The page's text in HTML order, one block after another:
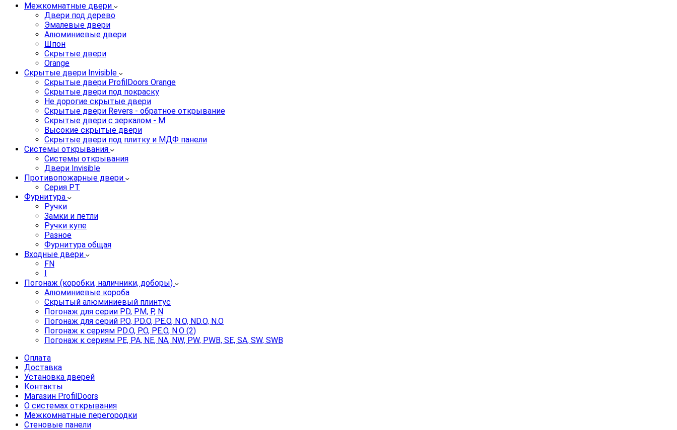
Межкомнатные двери
Двери под дерево
Эмалевые двери
Алюминиевые двери
Шпон
Скрытые двери
Orange
Скрытые двери Invisible
Скрытые двери ProfilDoors Orange
Скрытые двери под покраску
Не дорогие скрытые двери
Скрытые двери Revers - обратное открывание
Скрытые двери с зеркалом - M
Высокие скрытые двери
Скрытые двери под плитку и МДФ панели
Системы открывания
Системы открывания
Двери Invisible
Противопожарные двери
Серия PT
Фурнитура
Ручки
Замки и петли
Ручки купе
Разное
Фурнитура общая
Входные двери
FN
I
Погонаж (коробки, наличники, доборы)
Алюминиевые короба
Скрытый алюминиевый плинтус
Погонаж для серии PD, PM, P, N
Погонаж для серий P.O, PD.O, PE.O, N.O, ND.O, N.O
Погонаж к сериям PD.O, P.O, PE.O, N.O (2)
Погонаж к сериям PE, PA, NE, NA, NW, PW, PWB, SE, SA, SW, SWB
Оплата
Доставка
Установка дверей
Контакты
Магазин ProfilDoors
О системах открывания
Межкомнатные перегородки
Стеновые панели